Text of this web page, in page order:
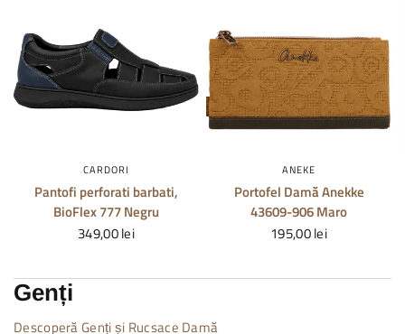
CARDORI
Pantofi perforati barbati,
BioFlex 777 Negru
349,00 lei
ANEKE
Portofel Damă Anekke
43609-906 Maro
195,00 lei
Genți
Descoperă Genți și Rucsace Damă